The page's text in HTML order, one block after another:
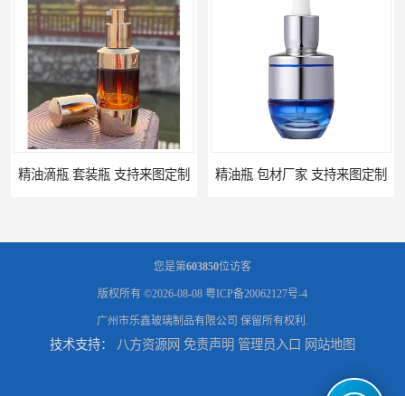
精油滴瓶 套装瓶 支持来图定制 精油瓶 包材厂家 支持来图定制
您是第603850位访客
版权所有 ©2026-08-08 粤ICP备20062127号-4
广州市乐鑫玻璃制品有限公司 保留所有权利.
技术支持： 八方资源网 免责声明 管理员入口 网站地图